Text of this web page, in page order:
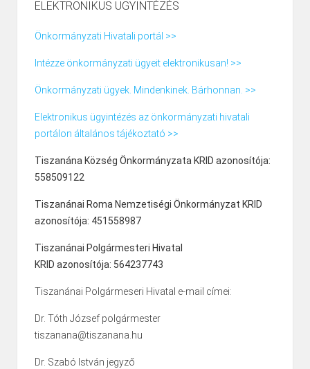
ELEKTRONIKUS ÜGYINTÉZÉS
Önkormányzati Hivatali portál >>
Intézze önkormányzati ügyeit elektronikusan! >>
Önkormányzati ügyek. Mindenkinek. Bárhonnan. >>
Elektronikus ügyintézés az önkormányzati hivatali
portálon általános tájékoztató >>
Tiszanána Község Önkormányzata KRID azonosítója:
558509122
Tiszanánai Roma Nemzetiségi Önkormányzat KRID
azonosítója: 451558987
Tiszanánai Polgármesteri Hivatal
KRID azonosítója: 564237743
Tiszanánai Polgármeseri Hivatal e-mail címei:
Dr. Tóth József polgármester
tiszanana@tiszanana.hu
Dr. Szabó István jegyző